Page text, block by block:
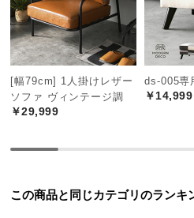
中
型
商
品
の
配
送
つ
て
[幅79cm] 1人掛けレザー
ソファ ヴィンテージ調
￥29,999
ds-005専
￥14,999
この商品と同じカテゴリのランキ